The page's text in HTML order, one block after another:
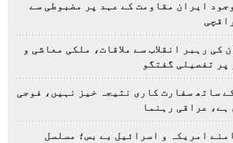
ایران مقاومت کے عہد پر مضبوطی سے
کی رہبر انقلاب سے ملاقات، ملکی معاشی و
پر تفصیلی گفتگو
ساتھ سفارت کاری نتیجہ خیز نہیں، فوجی
ہے، عراقی رہنما
امریکہ و اسرائیل بے بس؛ مسلسل